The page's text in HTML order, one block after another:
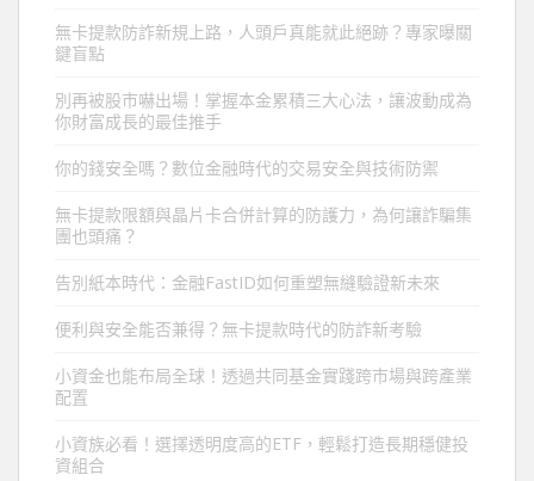
無卡提款防詐新規上路，人頭戶真能就此絕跡？專家曝關
鍵盲點
別再被股市嚇出場！掌握本金累積三大心法，讓波動成為
你財富成長的最佳推手
你的錢安全嗎？數位金融時代的交易安全與技術防禦
無卡提款限額與晶片卡合併計算的防護力，為何讓詐騙集
團也頭痛？
告別紙本時代：金融FastID如何重塑無縫驗證新未來
便利與安全能否兼得？無卡提款時代的防詐新考驗
小資金也能布局全球！透過共同基金實踐跨市場與跨產業
配置
小資族必看！選擇透明度高的ETF，輕鬆打造長期穩健投
資組合